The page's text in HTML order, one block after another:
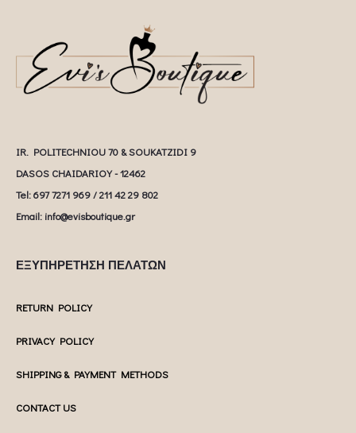
IR. POLITECHNIOU 70 & SOUKATZIDI 9
DASOS CHAIDARIOY - 12462
Tel: 697 7271 969 / 211 42 29 802
Email: info@evisboutique.gr
ΕΞΥΠΗΡΕΤΗΣΗ ΠΕΛΑΤΩΝ
RETURN POLICY
PRIVACY POLICY
SHIPPING & PAYMENT METHODS
CONTACT US